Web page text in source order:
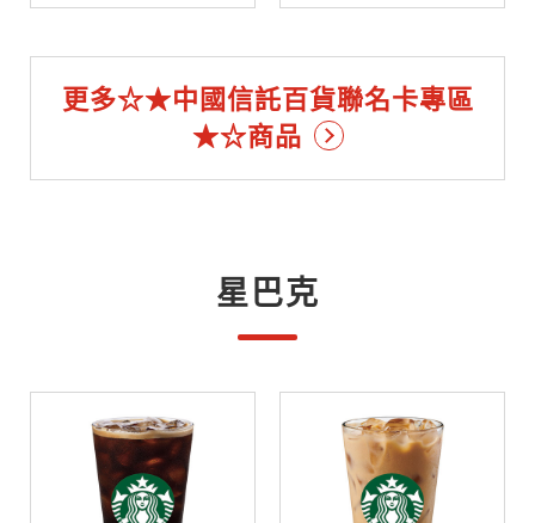
更多☆★中國信託百貨聯名卡專區
★☆商品
星巴克